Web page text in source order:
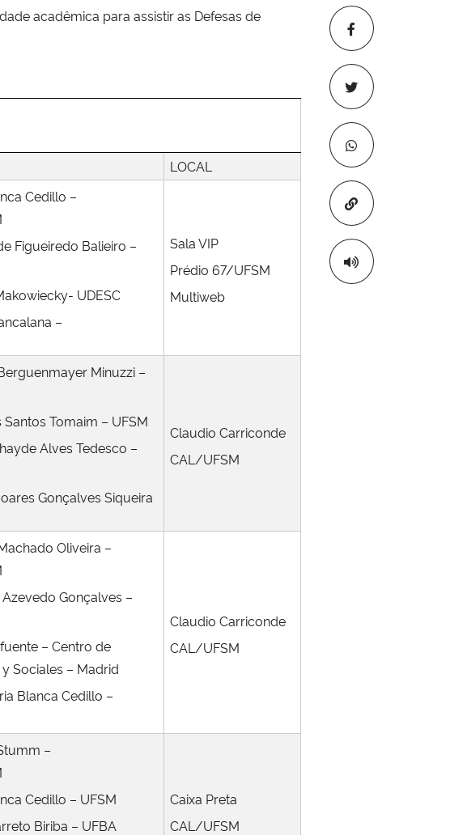
Copiar para
acadêmica para assistir as Defesas de
LOCAL
Cedillo –
Figueiredo Balieiro –
UDESC
–
Sala VIP
Prédio 67/UFSM
Multiweb
Minuzzi –
Santos Tomaim – UFSM
Alves Tedesco –
Gonçalves Siqueira
Claudio Carriconde
CAL/UFSM
Oliveira –
Azevedo Gonçalves –
– Centro de
Sociales – Madrid
Blanca Cedillo –
Claudio Carriconde
CAL/UFSM
–
Cedillo – UFSM
Biriba – UFBA
Caixa Preta
CAL/UFSM